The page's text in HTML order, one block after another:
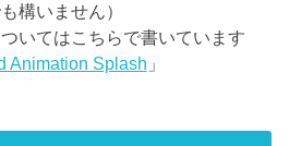
構いません）
いてはこちらで書いています
Animation Splash 」